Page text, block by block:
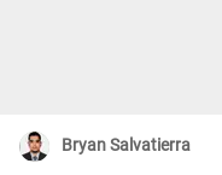
Bryan Salvatierra